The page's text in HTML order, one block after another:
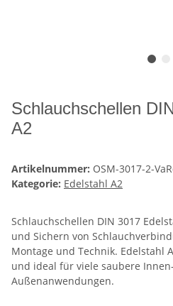
Schlauchschellen
A2
Artikelnummer: OSM-3017-2-
Kategorie: Edelstahl A2
Schlauchschellen DIN 3017
und Sichern von
Montage und Technik. Edelstahl
und ideal für viele saubere
Außenanwendungen.